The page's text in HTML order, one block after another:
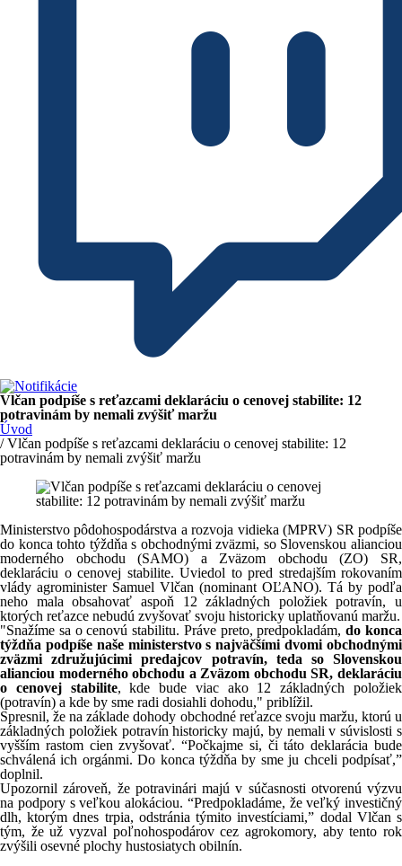
Vlčan podpíše s reťazcami deklaráciu o cenovej stabilite: 12
potravinám by nemali zvýšiť maržu
Úvod
/ Vlčan podpíše s reťazcami deklaráciu o cenovej stabilite: 12
potravinám by nemali zvýšiť maržu
Ministerstvo pôdohospodárstva a rozvoja vidieka (MPRV) SR podpíše
do konca tohto týždňa s obchodnými zväzmi, so Slovenskou alianciou
moderného obchodu (SAMO) a Zväzom obchodu (ZO) SR,
deklaráciu o cenovej stabilite. Uviedol to pred stredajším rokovaním
vlády agrominister Samuel Vlčan (nominant OĽANO). Tá by podľa
neho mala obsahovať aspoň 12 základných položiek potravín, u
ktorých reťazce nebudú zvyšovať svoju historicky uplatňovanú maržu.
"Snažíme sa o cenovú stabilitu. Práve preto, predpokladám,do konca
týždňa podpíše naše ministerstvo s najväčšími dvomi obchodnými
zväzmi združujúcimi predajcov potravín, teda so Slovenskou
alianciou moderného obchodu a Zväzom obchodu SR, deklaráciu
o cenovej stabilite, kde bude viac ako 12 základných položiek
(potravín) a kde by sme radi dosiahli dohodu," priblížil.
Spresnil, že na základe dohody obchodné reťazce svoju maržu, ktorú u
základných položiek potravín historicky majú, by nemali v súvislosti s
vyšším rastom cien zvyšovať. “Počkajme si, či táto deklarácia bude
schválená ich orgánmi. Do konca týždňa by sme ju chceli podpísať,”
doplnil.
Upozornil zároveň, že potravinári majú v súčasnosti otvorenú výzvu
na podpory s veľkou alokáciou. “Predpokladáme, že veľký investičný
dlh, ktorým dnes trpia, odstránia týmito investíciami,” dodal Vlčan s
tým, že už vyzval poľnohospodárov cez agrokomory, aby tento rok
zvýšili osevné plochy hustosiatych obilnín.